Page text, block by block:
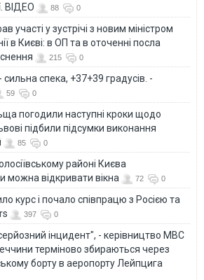
ВІДЕО
88 0
участі у зустрічі з новим міністром
в Києві: в ОП та в оточенні посла
215 0
сильна спека, +37+39 градусів. -
59 0
погодили наступні кроки щодо
підбили підсумки виконання
85 0
районі Києва
можна відкривати вікна
72 0
курс і почало співпрацю з Росією та
397 0
інцидент", - керівництво МВС
терміново збираються через
борту в аеропорту Лейпцига